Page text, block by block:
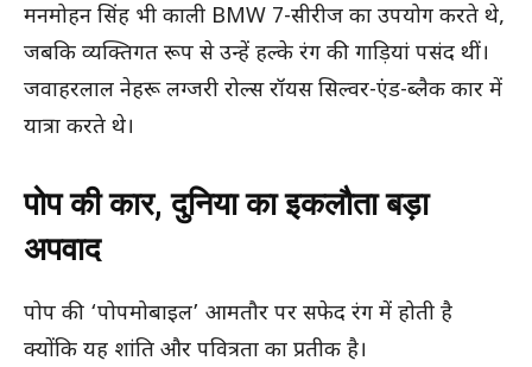
मनमोहन सिंह भी काली BMW 7-सीरीज का उपयोग करते थे,
जबकि व्यक्तिगत रूप से उन्हें हल्के रंग की गाड़ियां पसंद थीं।
जवाहरलाल नेहरू लग्जरी रोल्स रॉयस सिल्वर-एंड-ब्लैक कार में
यात्रा करते थे।
पोप की कार, दुनिया का इकलौता बड़ा
अपवाद
पोप की ‘पोपमोबाइल’ आमतौर पर सफेद रंग में होती है
क्योंकि यह शांति और पवित्रता का प्रतीक है।